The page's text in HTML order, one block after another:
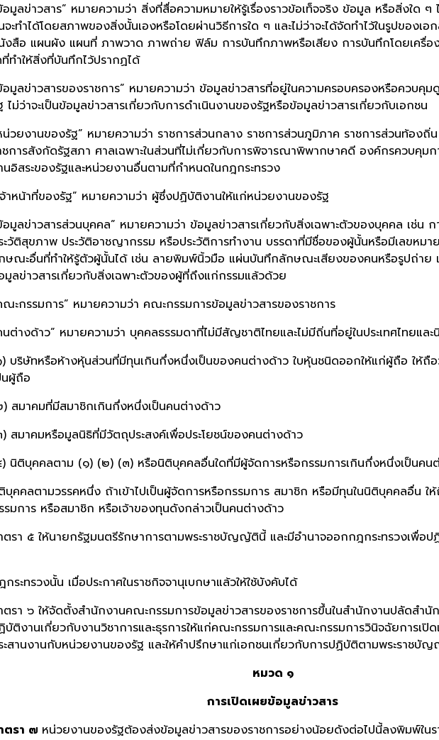
อมูลข่าวสาร” หมายความว่า สิ่งที่สื่อความหมายให้รู้เรื่องราวข้อเท็จจริง ข้อมูล หรือสิ่งใด ๆ
จะทำได้โดยสภาพของสิ่งนั้นเองหรือโดยผ่านวิธีการใด ๆ และไม่ว่าจะได้จัดทำไว้ในรูปของเ
งสือ แผนผัง แผนที่ ภาพวาด ภาพถ่าย ฟิล์ม การบันทึกภาพหรือเสียง การบันทึกโดยเครื่อ
ที่ทำให้สิ่งที่บันทึกไว้ปรากฏได้
อมูลข่าวสารของราชการ” หมายความว่า ข้อมูลข่าวสารที่อยู่ในความครอบครองหรือควบคุ
ไม่ว่าจะเป็นข้อมูลข่าวสารเกี่ยวกับการดำเนินงานของรัฐหรือข้อมูลข่าวสารเกี่ยวกับเอกชน
น่วยงานของรัฐ” หมายความว่า ราชการส่วนกลาง ราชการส่วนภูมิภาค ราชการส่วนท้องถิ่
ชการสังกัดรัฐสภา ศาลเฉพาะในส่วนที่ไม่เกี่ยวกับการพิจารณาพิพากษาคดี องค์กรควบคุม
นอิสระของรัฐและหน่วยงานอื่นตามที่กำหนดในกฎกระทรวง
จ้าหน้าที่ของรัฐ” หมายความว่า ผู้ซึ่งปฏิบัติงานให้แก่หน่วยงานของรัฐ
อมูลข่าวสารส่วนบุคคล” หมายความว่า ข้อมูลข่าวสารเกี่ยวกับสิ่งเฉพาะตัวของบุคคล เช่น ก
ะวัติสุขภาพ ประวัติอาชญากรรม หรือประวัติการทำงาน บรรดาที่มีชื่อของผู้นั้นหรือมีเลขหม
ษณะอื่นที่ทำให้รู้ตัวผู้นั้นได้ เช่น ลายพิมพ์นิ้วมือ แผ่นบันทึกลักษณะเสียงของคนหรือรูปถ่าย
มูลข่าวสารเกี่ยวกับสิ่งเฉพาะตัวของผู้ที่ถึงแก่กรรมแล้วด้วย
ณะกรรมการ” หมายความว่า คณะกรรมการข้อมูลข่าวสารของราชการ
นต่างด้าว” หมายความว่า บุคคลธรรมดาที่ไม่มีสัญชาติไทยและไม่มีถิ่นที่อยู่ในประเทศไทยแล
บริษัทหรือห้างหุ้นส่วนที่มีทุนเกินกึ่งหนึ่งเป็นของคนต่างด้าว ใบหุ้นชนิดออกให้แก่ผู้ถือ ให้ถื
นผู้ถือ
สมาคมที่มีสมาชิกเกินกึ่งหนึ่งเป็นคนต่างด้าว
สมาคมหรือมูลนิธิที่มีวัตถุประสงค์เพื่อประโยชน์ของคนต่างด้าว
นิติบุคคลตาม (๑) (๒) (๓) หรือนิติบุคคลอื่นใดที่มีผู้จัดการหรือกรรมการเกินกึ่งหนึ่งเป็นคน
บุคคลตามวรรคหนึ่ง ถ้าเข้าไปเป็นผู้จัดการหรือกรรมการ สมาชิก หรือมีทุนในนิติบุคคลอื่น ใ
รมการ หรือสมาชิก หรือเจ้าของทุนดังกล่าวเป็นคนต่างด้าว
ตรา ๕ ให้นายกรัฐมนตรีรักษาการตามพระราชบัญญัตินี้ และมีอำนาจออกกฎกระทรวงเพื่
กระทรวงนั้น เมื่อประกาศในราชกิจจานุเบกษาแล้วให้ใช้บังคับได้
ตรา ๖ ให้จัดตั้งสำนักงานคณะกรรมการข้อมูลข่าวสารของราชการขึ้นในสำนักงานปลัดสำ
บัติงานเกี่ยวกับงานวิชาการและธุรการให้แก่คณะกรรมการและคณะกรรมการวินิจฉัยการเปิ
ะสานงานกับหน่วยงานของรัฐ และให้คำปรึกษาแก่เอกชนเกี่ยวกับการปฏิบัติตามพระราชบั
หมวด ๑
การเปิดเผยข้อมูลข่าวสาร
ตรา ๗ หน่วยงานของรัฐต้องส่งข้อมูลข่าวสารของราชการอย่างน้อยดังต่อไปนี้ลงพิมพ์ในร